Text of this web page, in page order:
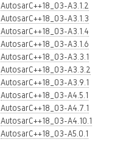
AutosarC++18_03-A3.1.2
AutosarC++18_03-A3.1.3
AutosarC++18_03-A3.1.4
AutosarC++18_03-A3.1.6
AutosarC++18_03-A3.3.1
AutosarC++18_03-A3.3.2
AutosarC++18_03-A3.9.1
AutosarC++18_03-A4.5.1
AutosarC++18_03-A4.7.1
AutosarC++18_03-A4.10.1
AutosarC++18_03-A5.0.1